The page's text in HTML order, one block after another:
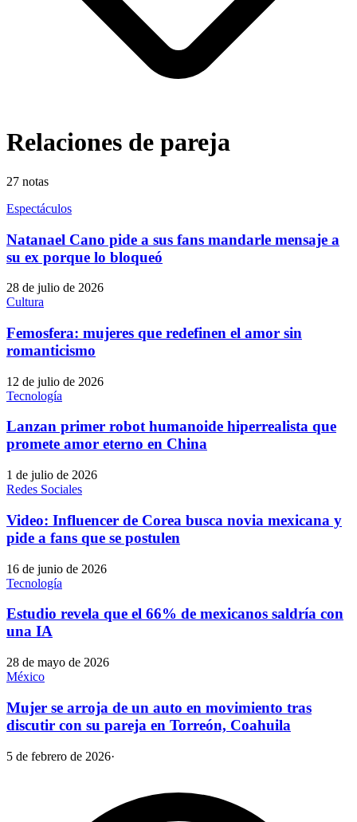
Relaciones de pareja
27 notas
Espectáculos
Natanael Cano pide a sus fans mandarle mensaje a
su ex porque lo bloqueó
28 de julio de 2026
Cultura
Femosfera: mujeres que redefinen el amor sin
romanticismo
12 de julio de 2026
Tecnología
Lanzan primer robot humanoide hiperrealista que
promete amor eterno en China
1 de julio de 2026
Redes Sociales
Video: Influencer de Corea busca novia mexicana y
pide a fans que se postulen
16 de junio de 2026
Tecnología
Estudio revela que el 66% de mexicanos saldría con
una IA
28 de mayo de 2026
México
Mujer se arroja de un auto en movimiento tras
discutir con su pareja en Torreón, Coahuila
5 de febrero de 2026·